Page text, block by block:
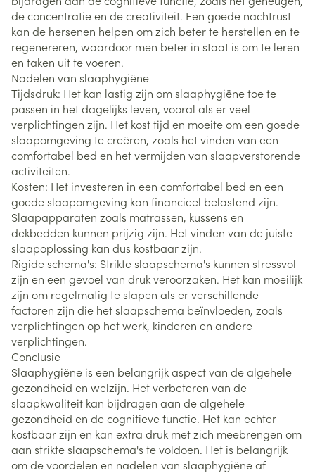
de concentratie en de creativiteit. Een goede nachtrust
kan de hersenen helpen om zich beter te herstellen en te
regenereren, waardoor men beter in staat is om te leren
en taken uit te voeren.
Nadelen van slaaphygiëne
Tijdsdruk: Het kan lastig zijn om slaaphygiëne toe te
passen in het dagelijks leven, vooral als er veel
verplichtingen zijn. Het kost tijd en moeite om een goede
slaapomgeving te creëren, zoals het vinden van een
comfortabel bed en het vermijden van slaapverstorende
activiteiten.
Kosten: Het investeren in een comfortabel bed en een
goede slaapomgeving kan financieel belastend zijn.
Slaapapparaten zoals matrassen, kussens en
dekbedden kunnen prijzig zijn. Het vinden van de juiste
slaapoplossing kan dus kostbaar zijn.
Rigide schema's: Strikte slaapschema's kunnen stressvol
zijn en een gevoel van druk veroorzaken. Het kan moeilijk
zijn om regelmatig te slapen als er verschillende
factoren zijn die het slaapschema beïnvloeden, zoals
verplichtingen op het werk, kinderen en andere
verplichtingen.
Conclusie
Slaaphygiëne is een belangrijk aspect van de algehele
gezondheid en welzijn. Het verbeteren van de
slaapkwaliteit kan bijdragen aan de algehele
gezondheid en de cognitieve functie. Het kan echter
kostbaar zijn en kan extra druk met zich meebrengen om
aan strikte slaapschema's te voldoen. Het is belangrijk
om de voordelen en nadelen van slaaphygiëne af